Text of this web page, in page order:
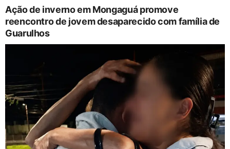
Ação de inverno em Mongaguá promove
reencontro de jovem desaparecido com família de
Guarulhos